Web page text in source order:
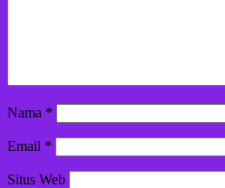
Nama *
Email *
Situs Web